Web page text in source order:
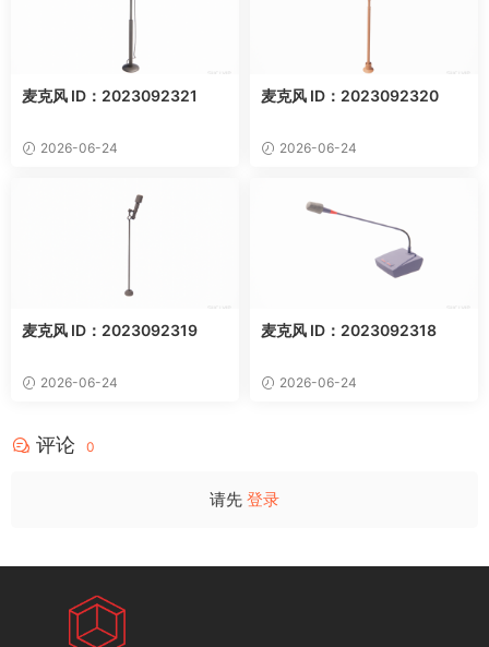
麦克风 ID：2023092321
2026-06-24
麦克风 ID：2023092320
2026-06-24
麦克风 ID：2023092319
2026-06-24
麦克风 ID：2023092318
2026-06-24
评论 0
请先 登录